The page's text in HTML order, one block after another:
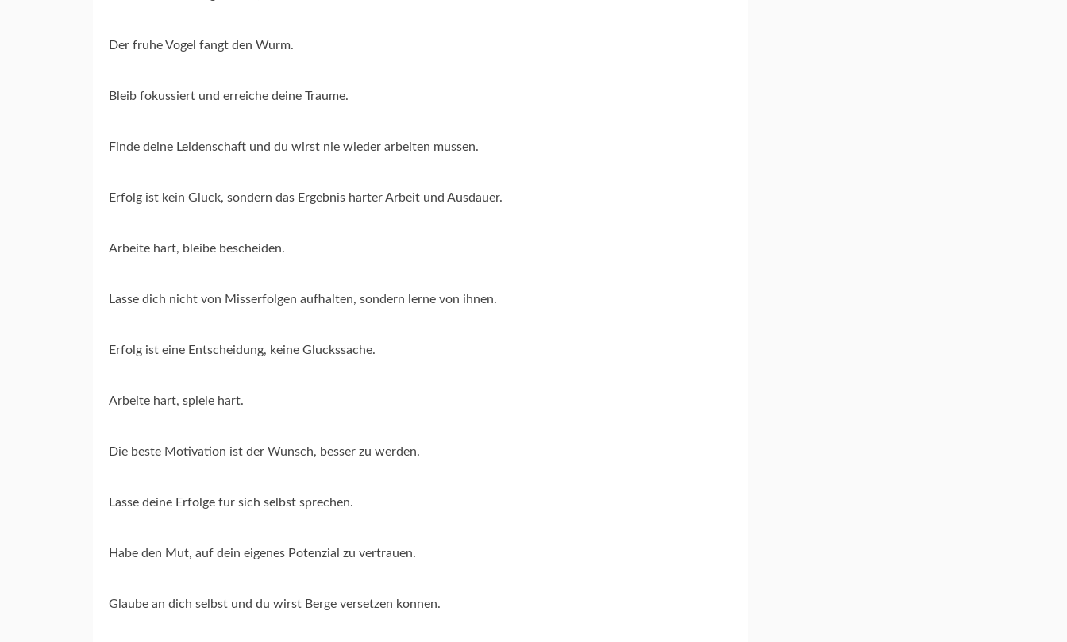
Der fruhe Vogel fangt den Wurm.
Bleib fokussiert und erreiche deine Traume.
Finde deine Leidenschaft und du wirst nie wieder arbeiten mussen.
Erfolg ist kein Gluck, sondern das Ergebnis harter Arbeit und Ausdauer.
Arbeite hart, bleibe bescheiden.
Lasse dich nicht von Misserfolgen aufhalten, sondern lerne von ihnen.
Erfolg ist eine Entscheidung, keine Gluckssache.
Arbeite hart, spiele hart.
Die beste Motivation ist der Wunsch, besser zu werden.
Lasse deine Erfolge fur sich selbst sprechen.
Habe den Mut, auf dein eigenes Potenzial zu vertrauen.
Glaube an dich selbst und du wirst Berge versetzen konnen.